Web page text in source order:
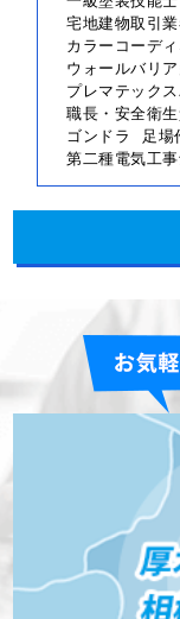
宅地建物取引
カラーコーデ
ウォールバリ
プレマテック
職長・安全衛
ゴンドラ
足場
第二種電気工